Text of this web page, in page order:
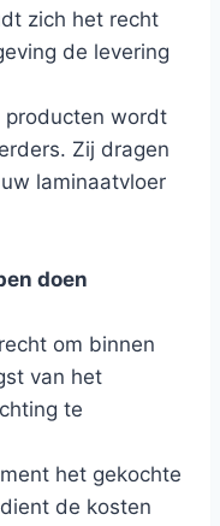
zich het recht
de levering
producten wordt
Zij dragen
laminaatvloer
doen
om binnen
van het
te
het gekochte
de kosten